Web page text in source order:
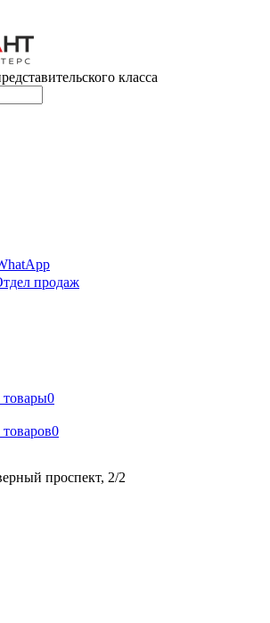
класса
продаж
0
0
проспект, 2/2